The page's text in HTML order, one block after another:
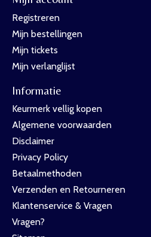
Registreren
Mijn bestellingen
Mijn tickets
Mijn verlanglijst
Informatie
Keurmerk vellig kopen
Algemene voorwaarden
Disclaimer
Privacy Policy
Betaalmethoden
Verzenden en Retourneren
Klantenservice & Vragen
Vragen?